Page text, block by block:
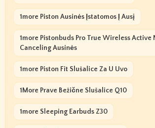
1more Piston Ausinės Įstatomos Į Ausį
1more Pistonbuds Pro True Wireless Active
Canceling Ausinės
1more Piston Fit Slušalice Za U Uvo
1More Prave Bežične Slušalice Q10
1more Sleeping Earbuds Z30